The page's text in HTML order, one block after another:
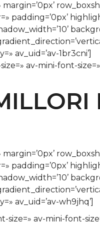
padding=’0px’
av_uid=’av-1br3cni’]
av-mini-font-
padding=’0px’
av_uid=’av-wh9jhq’]
av-mini-font-